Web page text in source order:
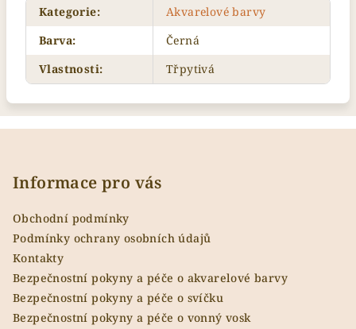
Kategorie:
Akvarelové barvy
Barva:
Černá
Vlastnosti: Třpytivá
Informace pro vás
Obchodní podmínky
Podmínky ochrany osobních údajů
Kontakty
Bezpečnostní pokyny a péče o akvarelové barvy
Bezpečnostní pokyny a péče o svíčku
Bezpečnostní pokyny a péče o vonný vosk